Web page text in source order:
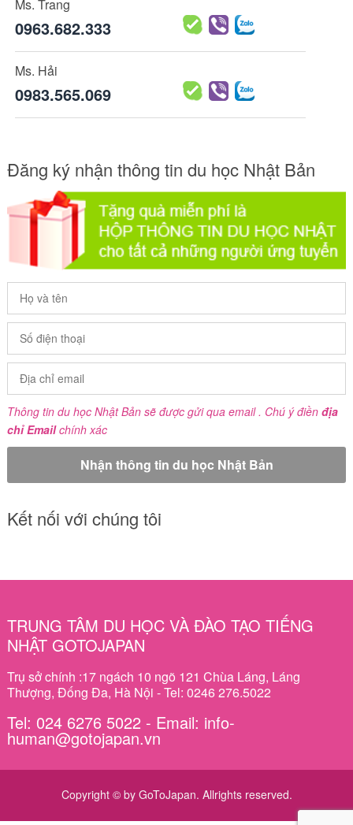
Ms. Trang
0963.682.333
Ms. Hải
0983.565.069
Đăng ký nhận thông tin du học Nhật Bản
Thông tin du học Nhật Bản sẽ được gửi qua email . Chú ý điền địa
chỉ Emailchính xác
Kết nối với chúng tôi
TRUNG TÂM DU HỌC VÀ ĐÀO TẠO TIẾNG
NHẬT GOTOJAPAN
Trụ sở chính :17 ngách 10 ngõ 121 Chùa Láng, Láng
Thượng, Đống Đa, Hà Nội - Tel: 0246 276.5022
Tel: 024 6276 5022 - Email: info-
human@gotojapan.vn
Copyright © by GoToJapan. Allrights reserved.